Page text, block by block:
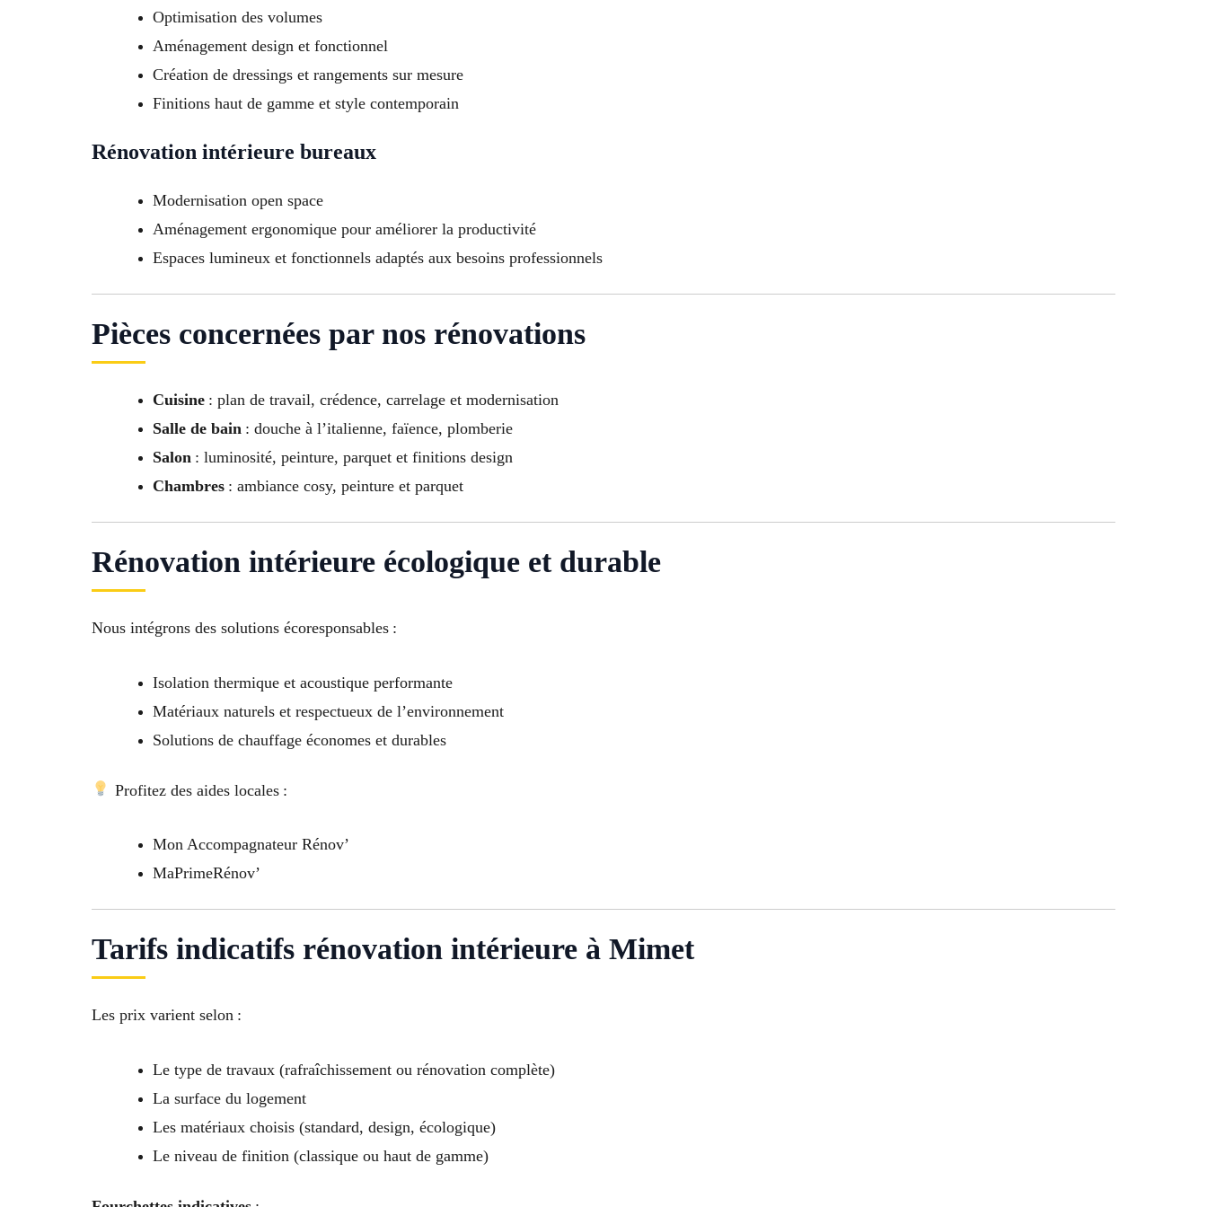
Optimisation des volumes
Aménagement design et fonctionnel
Création de dressings et rangements sur mesure
Finitions haut de gamme et style contemporain
Rénovation intérieure bureaux
Modernisation open space
Aménagement ergonomique pour améliorer la productivité
Espaces lumineux et fonctionnels adaptés aux besoins professionnels
Pièces concernées par nos rénovations
Cuisine : plan de travail, crédence, carrelage et modernisation
Salle de bain : douche à l’italienne, faïence, plomberie
Salon : luminosité, peinture, parquet et finitions design
Chambres : ambiance cosy, peinture et parquet
Rénovation intérieure écologique et durable
Nous intégrons des solutions écoresponsables :
Isolation thermique et acoustique performante
Matériaux naturels et respectueux de l’environnement
Solutions de chauffage économes et durables
Profitez des aides locales :
Mon Accompagnateur Rénov’
MaPrimeRénov’
Tarifs indicatifs rénovation intérieure à Mimet
Les prix varient selon :
Le type de travaux (rafraîchissement ou rénovation complète)
La surface du logement
Les matériaux choisis (standard, design, écologique)
Le niveau de finition (classique ou haut de gamme)